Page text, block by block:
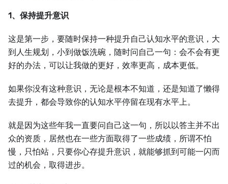
1、保持提升意识
这是第一步，要随时保持一种提升自己认知水平的意识，大
到人生规划，小到做饭洗碗，随时问自己一句：会不会有更
好的办法，可以让我做的更好，效率更高，成本更低。
如果你没有这种意识，无论是根本不知道，还是知道了懒得
去提升，都会导致你的认知水平停留在现有水平上。
就是因为这些年我一直要问自己这一句，所以以答主并不出
众的资质，居然也在一些方面取得了一些成绩，所谓不怕
慢，只怕站，只要你心存提升意识，就能够抓到可能一闪而
过的机会，取得进步。